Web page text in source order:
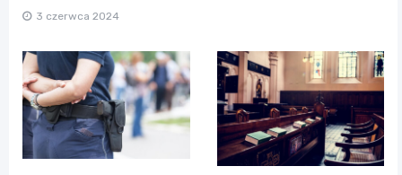
3 czerwca 2024